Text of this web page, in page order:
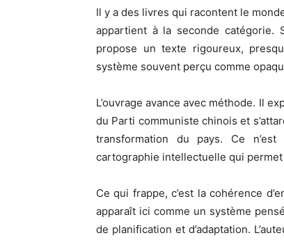
Il y a des livres qui racontent le
appartient à la seconde catégorie.
propose un texte rigoureux,
système souvent perçu comme
L’ouvrage avance avec méthode. Il
du Parti communiste chinois et
transformation du pays. Ce
cartographie intellectuelle qui
Ce qui frappe, c’est la cohérence
apparaît ici comme un système
de planification et d’adaptation.